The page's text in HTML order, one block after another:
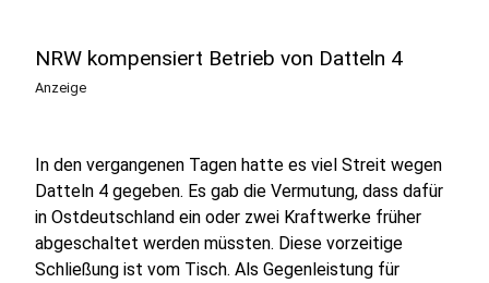
NRW kompensiert Betrieb von Datteln 4
Anzeige
In den vergangenen Tagen hatte es viel Streit wegen
Datteln 4 gegeben. Es gab die Vermutung, dass dafür
in Ostdeutschland ein oder zwei Kraftwerke früher
abgeschaltet werden müssten. Diese vorzeitige
Schließung ist vom Tisch. Als Gegenleistung für